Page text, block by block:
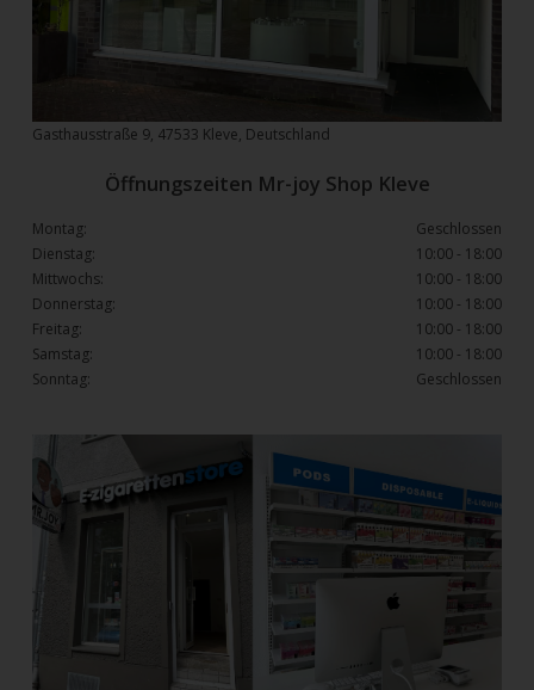
Gasthausstraße 9, 47533 Kleve, Deutschland
Öffnungszeiten Mr-joy Shop Kleve
Montag:
Geschlossen
Dienstag:
10:00 - 18:00
Mittwochs:
10:00 - 18:00
Donnerstag:
10:00 - 18:00
Freitag:
10:00 - 18:00
Samstag:
10:00 - 18:00
Sonntag:
Geschlossen